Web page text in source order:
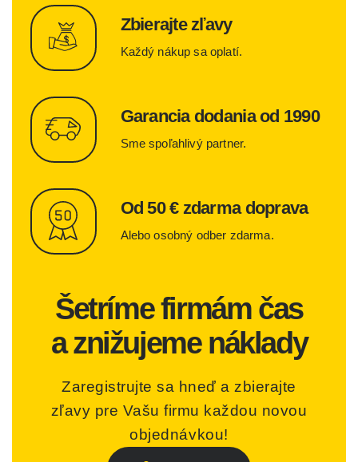
Šetríme firmám čas
a znižujeme náklady
Zaregistrujte sa hneď a zbierajte
zľavy pre Vašu firmu každou novou
objednávkou!
Zbierajte zľavy
Každý nákup sa oplatí.
Garancia dodania od 1990
Sme spoľahlivý partner.
Od 50 € zdarma doprava
Alebo osobný odber zdarma.